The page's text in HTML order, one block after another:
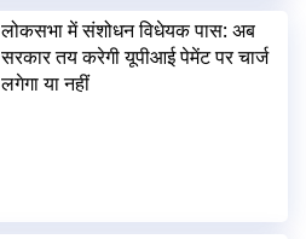
लोकसभा में संशोधन विधेयक पास: अब
सरकार तय करेगी यूपीआई पेमेंट पर चार्ज
लगेगा या नहीं